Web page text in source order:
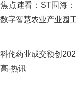
焦点速看：ST围海
数字智慧农业产业园
科伦药业成交额创
高-热讯